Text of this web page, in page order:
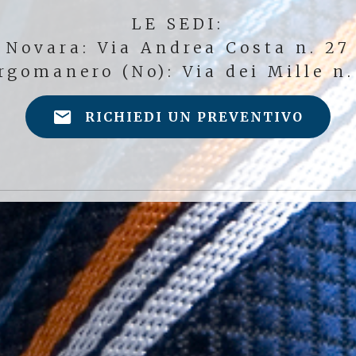
LE SEDI:
Novara: Via Andrea Costa n. 27
(No): Via dei Mille n.
RICHIEDI UN PREVENTIVO